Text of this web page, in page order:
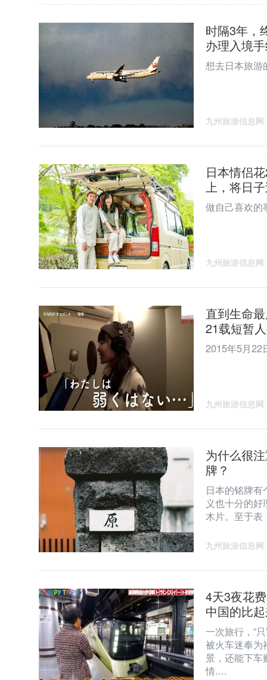
世界500强第156名。
时隔3年，
办理入境
想去日本旅游
九州旅游信息网
日本情侣
上，将日
做自己喜欢的
九州旅游信息网
直到生命
21载短暂
2015年5月22
九州旅游信息网
为什么很
牌？
日本的铭牌
义也十分的
木片。至于表
九州旅游信息网
4天3夜花
中国的比
一次旅行，“
被火车迷奉为
景，还能下车
情....